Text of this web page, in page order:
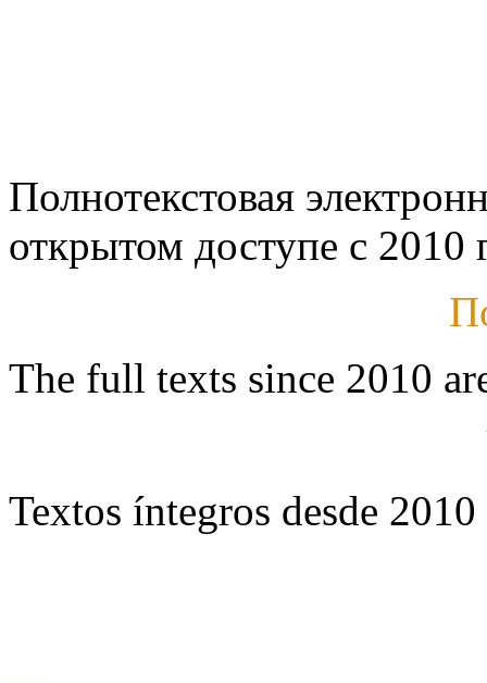
Полнотекстовая
открытом доступе с 2010
The full texts since 2010
Textos íntegros desde